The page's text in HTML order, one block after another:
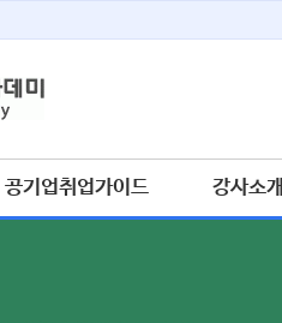
공기업취업가이드 강사소개